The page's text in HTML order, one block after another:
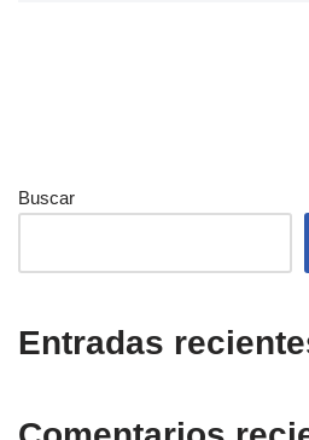
Buscar
Entradas